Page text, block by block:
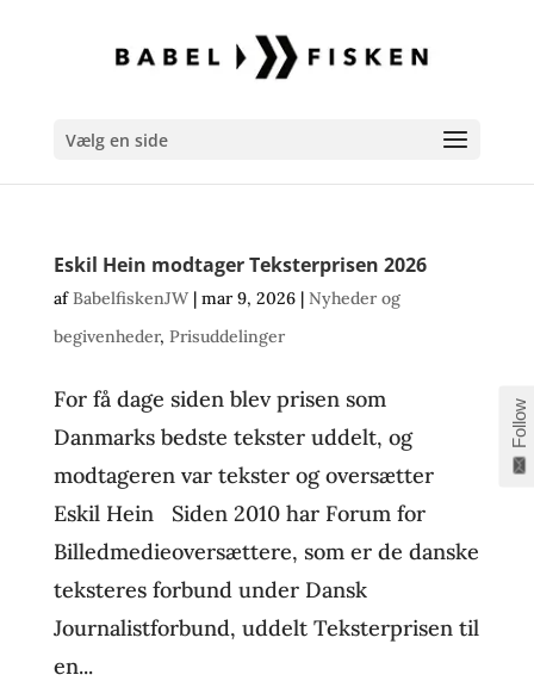
Vælg en side
Eskil Hein modtager Teksterprisen 2026
afBabelfiskenJW| mar 9, 2026| Nyheder og
begivenheder, Prisuddelinger
For få dage siden blev prisen som
Danmarks bedste tekster uddelt, og
modtageren var tekster og oversætter
Eskil Hein Siden 2010 har Forum for
Billedmedieoversættere, som er de danske
teksteres forbund under Dansk
Journalistforbund, uddelt Teksterprisen til
en...
Follow